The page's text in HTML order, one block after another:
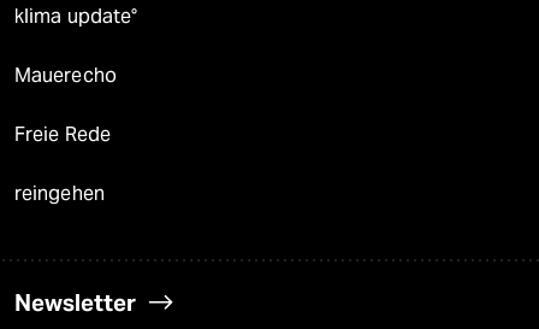
klima update°
Mauerecho
Freie Rede
reingehen
Newsletter